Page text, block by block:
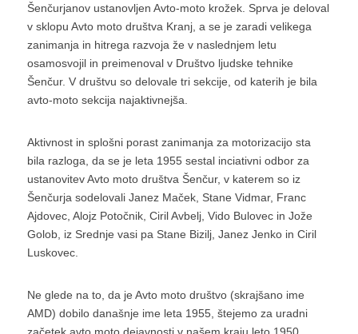
Šenčurjanov ustanovljen Avto-moto krožek. Sprva je deloval
v sklopu Avto moto društva Kranj, a se je zaradi velikega
zanimanja in hitrega razvoja že v naslednjem letu
osamosvojil in preimenoval v Društvo ljudske tehnike
Šenčur. V društvu so delovale tri sekcije, od katerih je bila
avto-moto sekcija najaktivnejša.
Aktivnost in splošni porast zanimanja za motorizacijo sta
bila razloga, da se je leta 1955 sestal inciativni odbor za
ustanovitev Avto moto društva Šenčur, v katerem so iz
Šenčurja sodelovali Janez Maček, Stane Vidmar, Franc
Ajdovec, Alojz Potočnik, Ciril Avbelj, Vido Bulovec in Jože
Golob, iz Srednje vasi pa Stane Bizilj, Janez Jenko in Ciril
Luskovec.
Ne glede na to, da je Avto moto društvo (skrajšano ime
AMD) dobilo današnje ime leta 1955, štejemo za uradni
začetek avto moto dejavnosti v našem kraju leto 1950.